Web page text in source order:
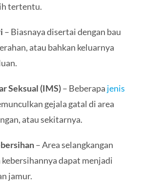
tertentu.
– Biasnaya disertai dengan bau
atau bahkan keluarnya
Seksual (IMS)– Beberapa jenis
gejala gatal di area
atau sekitarnya.
– Area selangkangan
dapat menjadi
jamur.